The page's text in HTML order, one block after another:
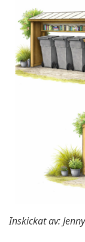
Inskickat av: Jenny